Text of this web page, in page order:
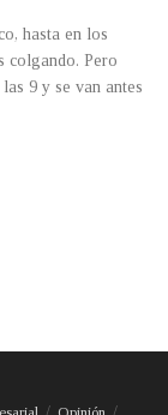
hasta en los
colgando. Pero
9 y se van antes